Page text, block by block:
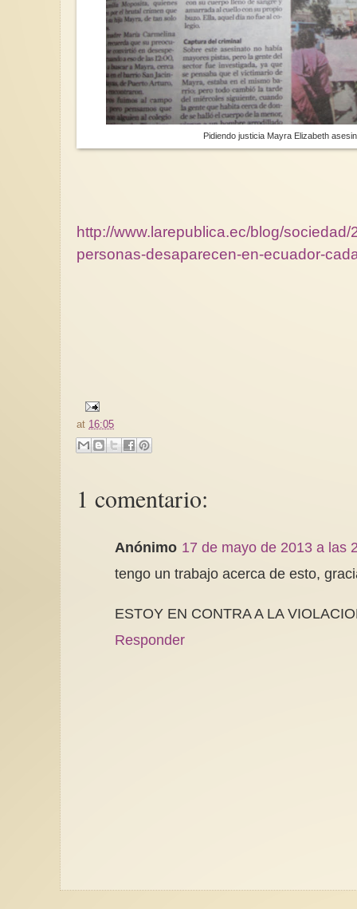
Pidiendo justicia Mayra Elizabeth
http://www.larepublica.ec/blog/
personas-desaparecen-en-ecuador-
at 16:05
1 comentario:
Anónimo 17 de mayo de 2013 a las
tengo un trabajo acerca de esto,
ESTOY EN CONTRA A LA
Responder